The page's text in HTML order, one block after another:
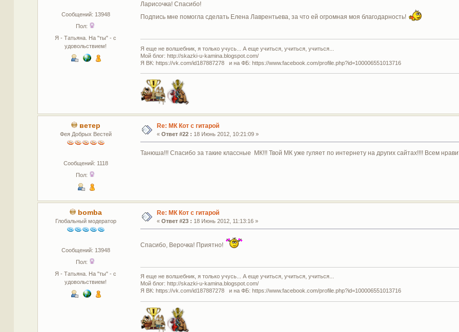
Сообщений: 13948
Пол:
Я - Татьяна. На "ты" - с
удовольствием!
Ларисочка! Спасибо!
Подпись мне помогла сделать Елена Лаврентьева, за что ей огромная моя благодарность!
Я еще не волшебник, я только учусь... А еще учиться, учиться, учиться...
Мой блог: http://skazki-u-kamina.blogspot.com/
Я ВК: https://vk.com/id187887278 и на ФБ: https://www.facebook.com/profile.php?id=100006551013716
ветер
Фея Добрых Вестей
Сообщений: 1118
Пол:
Re: МК Кот с гитарой
« Ответ #22 : 18 Июнь 2012, 10:21:09 »
Танюша!!! Спасибо за такие классные МК!!! Твой МК уже гуляет по интернету на других сайтах!!!! Всем
bomba
Глобальный модератор
Сообщений: 13948
Пол:
Я - Татьяна. На "ты" - с
удовольствием!
Re: МК Кот с гитарой
« Ответ #23 : 18 Июнь 2012, 11:13:16 »
Спасибо, Верочка! Приятно!
Я еще не волшебник, я только учусь... А еще учиться, учиться, учиться...
Мой блог: http://skazki-u-kamina.blogspot.com/
Я ВК: https://vk.com/id187887278 и на ФБ: https://www.facebook.com/profile.php?id=100006551013716